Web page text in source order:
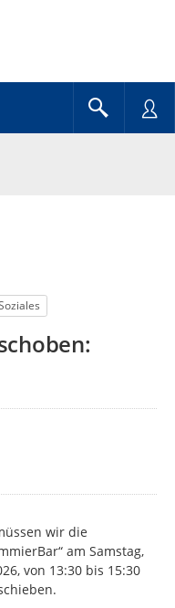
wir die
am Samstag,
von 13:30 bis 15:30